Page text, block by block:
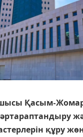
Қасым-
құру